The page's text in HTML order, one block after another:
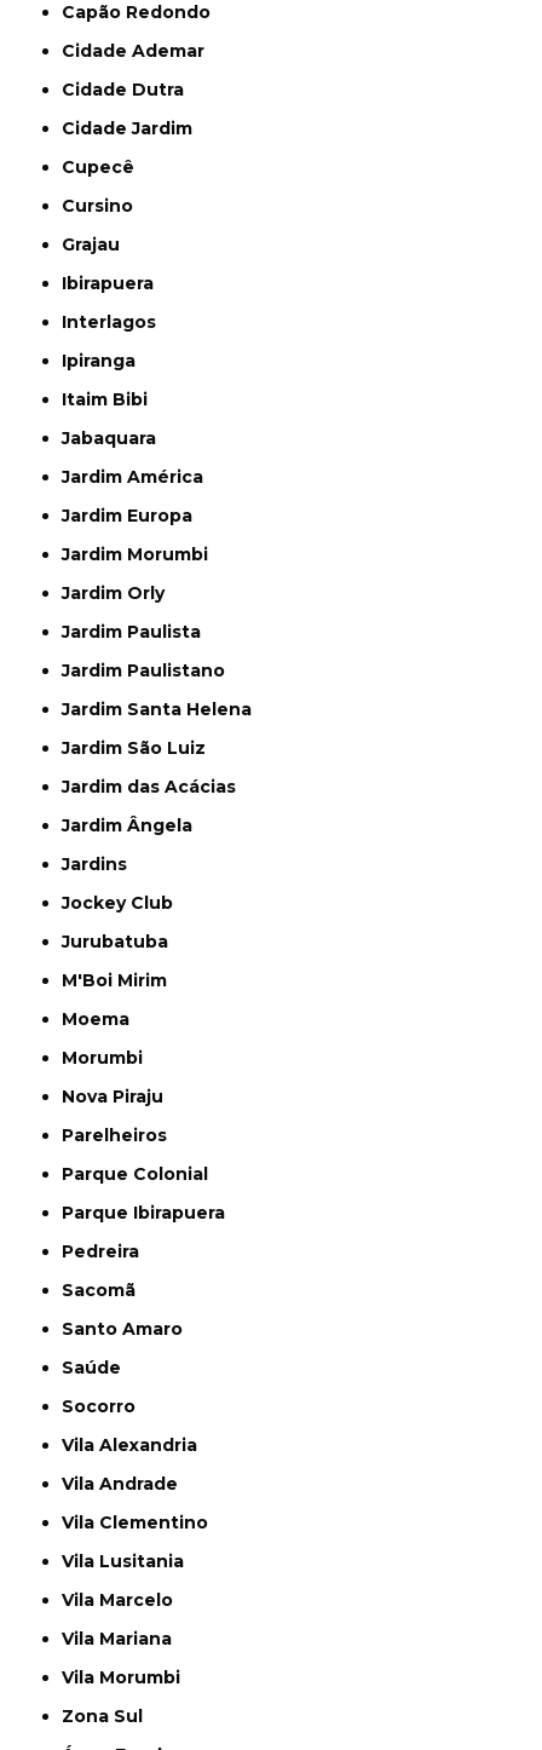
Capão Redondo
Cidade Ademar
Cidade Dutra
Cidade Jardim
Cupecê
Cursino
Grajau
Ibirapuera
Interlagos
Ipiranga
Itaim Bibi
Jabaquara
Jardim América
Jardim Europa
Jardim Morumbi
Jardim Orly
Jardim Paulista
Jardim Paulistano
Jardim Santa Helena
Jardim São Luiz
Jardim das Acácias
Jardim Ângela
Jardins
Jockey Club
Jurubatuba
M'Boi Mirim
Moema
Morumbi
Nova Piraju
Parelheiros
Parque Colonial
Parque Ibirapuera
Pedreira
Sacomã
Santo Amaro
Saúde
Socorro
Vila Alexandria
Vila Andrade
Vila Clementino
Vila Lusitania
Vila Marcelo
Vila Mariana
Vila Morumbi
Zona Sul